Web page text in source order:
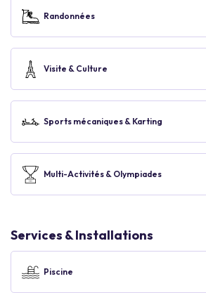
Randonnées
Visite & Culture
Sports mécaniques & Karting
Multi-Activités & Olympiades
Services & Installations
Piscine